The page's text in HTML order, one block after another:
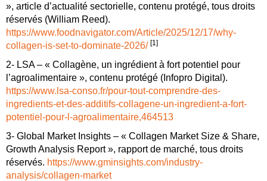
», article d’actualité sectorielle, contenu protégé, tous droits
réservés (William Reed).
https://www.foodnavigator.com/Article/2025/12/17/why-
collagen-is-set-to-dominate-2026/ [1]
2- LSA – « Collagène, un ingrédient à fort potentiel pour
l’agroalimentaire », contenu protégé (Infopro Digital).
https://www.lsa-conso.fr/pour-tout-comprendre-des-
ingredients-et-des-additifs-collagene-un-ingredient-a-fort-
potentiel-pour-l-agroalimentaire,464513
3- Global Market Insights – « Collagen Market Size & Share,
Growth Analysis Report », rapport de marché, tous droits
réservés. https://www.gminsights.com/industry-
analysis/collagen-market